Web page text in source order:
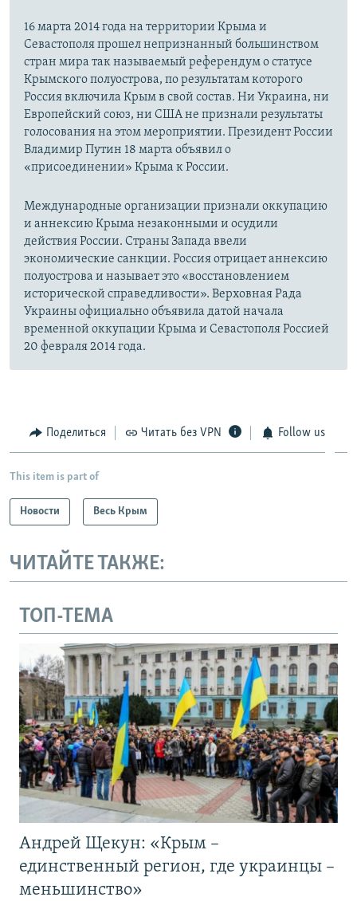
16 марта 2014 года на территории Крыма и
Севастополя прошел непризнанный большинством
стран мира так называемый референдум о статусе
Крымского полуострова, по результатам которого
Россия включила Крым в свой состав. Ни Украина, ни
Европейский союз, ни США не признали результаты
голосования на этом мероприятии. Президент России
Владимир Путин 18 марта объявил о
«присоединении» Крыма к России.
Международные организации признали оккупацию
и аннексию Крыма незаконными и осудили
действия России. Страны Запада ввели
экономические санкции. Россия отрицает аннексию
полуострова и называет это «восстановлением
исторической справедливости». Верховная Рада
Украины официально объявила датой начала
временной оккупации Крыма и Севастополя Россией
20 февраля 2014 года.
Поделиться Читать без VPN Follow us
This item is part of
Новости Весь Крым
ЧИТАЙТЕ ТАКЖЕ:
ТОП-ТЕМА
Андрей Щекун: «Крым –
единственный регион, где украинцы –
меньшинство»